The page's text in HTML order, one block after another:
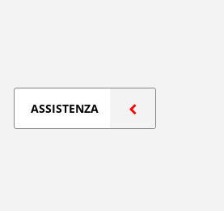
ASSISTENZA